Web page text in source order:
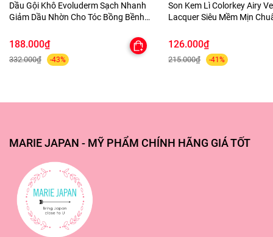
Dầu Gội Khô Evoluderm Sạch Nhanh
Giảm Dầu Nhờn Cho Tóc Bồng Bềnh
188.000₫
332.000₫ -43%
Son Kem Lì Colorkey Airy
Lacquer Siêu Mềm Mịn
126.000₫
215.000₫ -41%
MARIE JAPAN - MỸ PHẨM CHÍNH HÃNG GIÁ TỐT